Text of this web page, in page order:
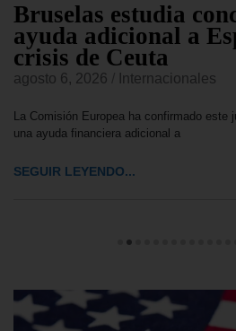
Bruselas estudia
ayuda adicional a
crisis de Ceuta
agosto 6, 2026 Internacionales
La Comisión Europea ha confirmado este
una ayuda financiera adicional a
SEGUIR LEYENDO...